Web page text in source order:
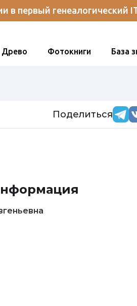
в первый генеалогический
Древо Фотокниги База
Поделиться
Евгеньевна